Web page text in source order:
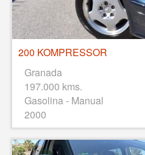
200 KOMPRESSOR
Granada
197.000 kms.
Gasolina - Manual
2000